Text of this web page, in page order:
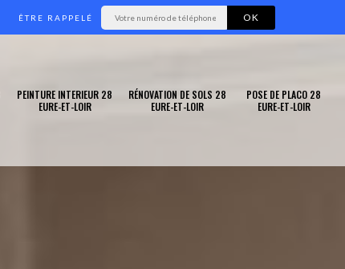
ÊTRE RAPPELÉ
PEINTURE INTERIEUR 28
EURE-ET-LOIR
RÉNOVATION DE SOLS 28
EURE-ET-LOIR
POSE DE PLACO 28
EURE-ET-LOIR